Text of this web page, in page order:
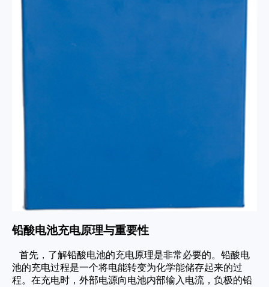
铅酸电池充电原理与重要性
首先，了解铅酸电池的充电原理是非常必要的。铅酸电
池的充电过程是一个将电能转变为化学能储存起来的过
程。在充电时，外部电源向电池内部输入电流，负极的铅